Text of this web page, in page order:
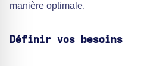
manière optimale.
Définir vos besoins